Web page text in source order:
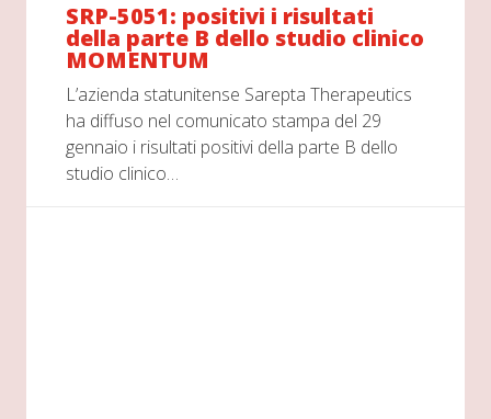
SRP-5051: positivi i risultati
della parte B dello studio clinico
MOMENTUM
L’azienda statunitense Sarepta Therapeutics
ha diffuso nel comunicato stampa del 29
gennaio i risultati positivi della parte B dello
studio clinico…